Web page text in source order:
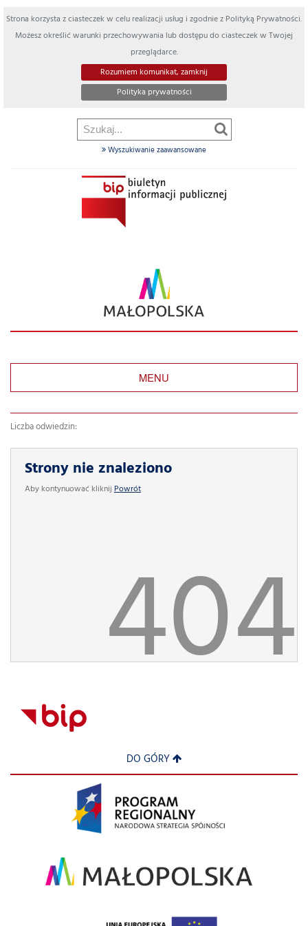
Strona korzysta z ciasteczek w celu realizacji usług i zgodnie z Polityką Prywatności.
Możesz określić warunki przechowywania lub dostępu do ciasteczek w Twojej
przeglądarce.
Rozumiem komunikat, zamknij
Polityka prywatności
Wyszukiwanie zaawansowane
MENU
Liczba odwiedzin:
Strony nie znaleziono
Aby kontynuować kliknij Powrót
404
DO GÓRY